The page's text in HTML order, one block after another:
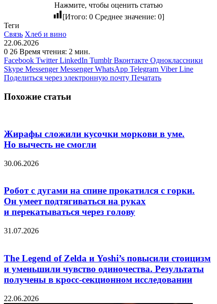
Нажмите, чтобы оценить статью
[Итого: 0 Среднее значение: 0]
Теги
Связь Хлеб и вино
22.06.2026
0 26 Время чтения: 2 мин.
Facebook Twitter LinkedIn Tumblr Вконтакте Одноклассники
Skype Messenger Messenger WhatsApp Telegram Viber Line
Поделиться через электронную почту Печатать
Похожие статьи
Жирафы сложили кусочки моркови в уме.
Но вычесть не смогли
30.06.2026
Робот с дугами на спине прокатился с горки.
Он умеет подтягиваться на руках
и перекатываться через голову
31.07.2026
The Legend of Zelda и Yoshi’s повысили стоицизм
и уменьшили чувство одиночества. Результаты
получены в кросс-секционном исследовании
22.06.2026